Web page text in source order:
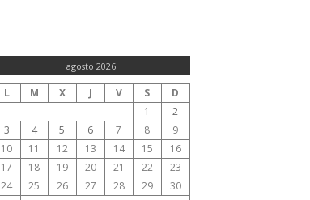
agosto 2026
L M X J V S
D
1
2
3
4 5 6 7 8
9
10
11 12 13 14 15
16
17
18 19 20 21 22
23
24
25 26 27 28 29
30